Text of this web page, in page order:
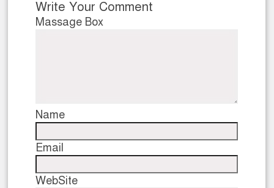
Write Your Comment
Massage Box
Name
Email
WebSite